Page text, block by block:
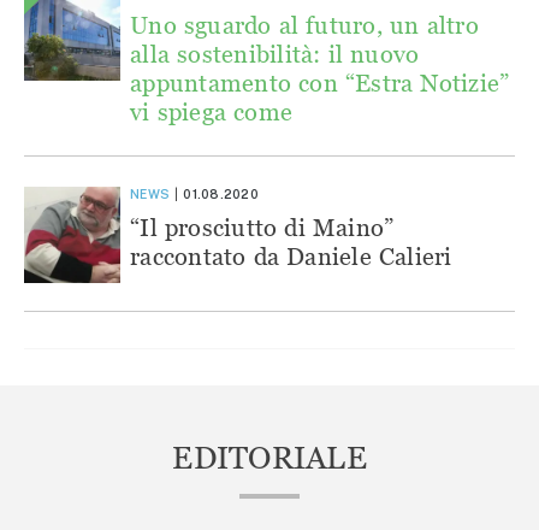
Uno sguardo al futuro, un altro
alla sostenibilità: il nuovo
appuntamento con “Estra Notizie”
vi spiega come
NEWS 01.08.2020
“Il prosciutto di Maino”
raccontato da Daniele Calieri
EDITORIALE